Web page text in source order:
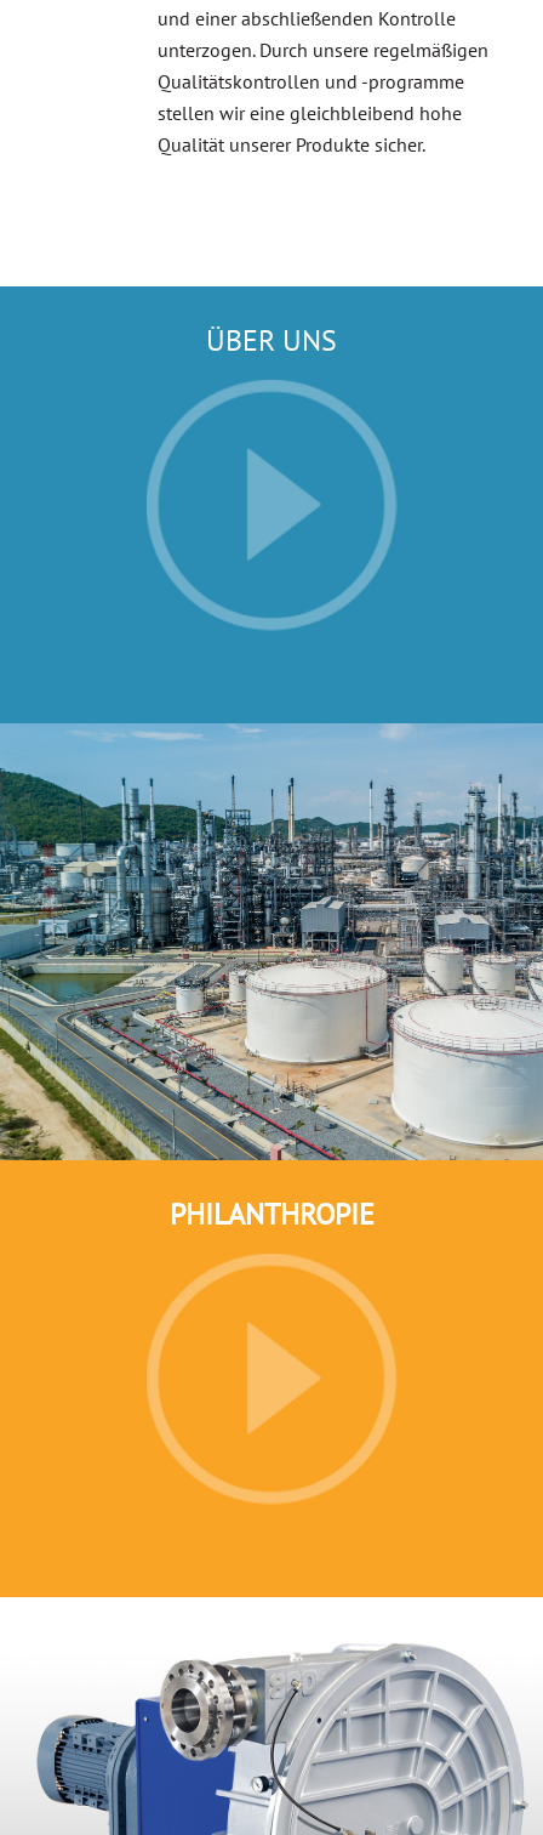
und einer abschließenden Kontrolle
unterzogen. Durch unsere regelmäßigen
Qualitätskontrollen und -programme
stellen wir eine gleichbleibend hohe
Qualität unserer Produkte sicher.
ÜBER UNS
PHILANTHROPIE